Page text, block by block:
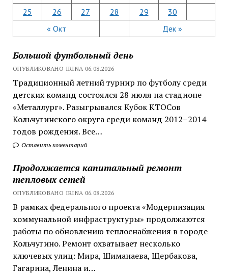
« Окт Дек »
25
26 27 28 29 30
Большой футбольный день
ОПУБЛИКОВАНО IRINA 06.08.2026
Традиционный летний турнир по футболу среди
детских команд состоялся 28 июля на стадионе
«Металлург». Разыгрывался Кубок КТОСов
Кольчугинского округа среди команд 2012–2014
годов рождения. Все…
Оставить коментарий
Продолжается капитальный ремонт
тепловых сетей
ОПУБЛИКОВАНО IRINA 06.08.2026
В рамках федерального проекта «Модернизация
коммунальной инфраструктуры» продолжаются
работы по обновлению теплоснабжения в городе
Кольчугино. Ремонт охватывает несколько
ключевых улиц: Мира, Шиманаева, Щербакова,
Гагарина, Ленина и…